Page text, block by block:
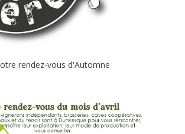
rendez-vous d'Automne